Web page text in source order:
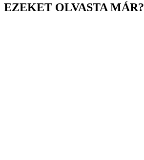
EZEKET OLVASTA MÁR?